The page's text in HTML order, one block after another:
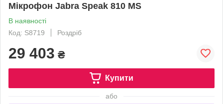
Мікрофон Jabra Speak 810 MS
В наявності
Код: S8719
Роздріб
29 403 ₴
Купити
або